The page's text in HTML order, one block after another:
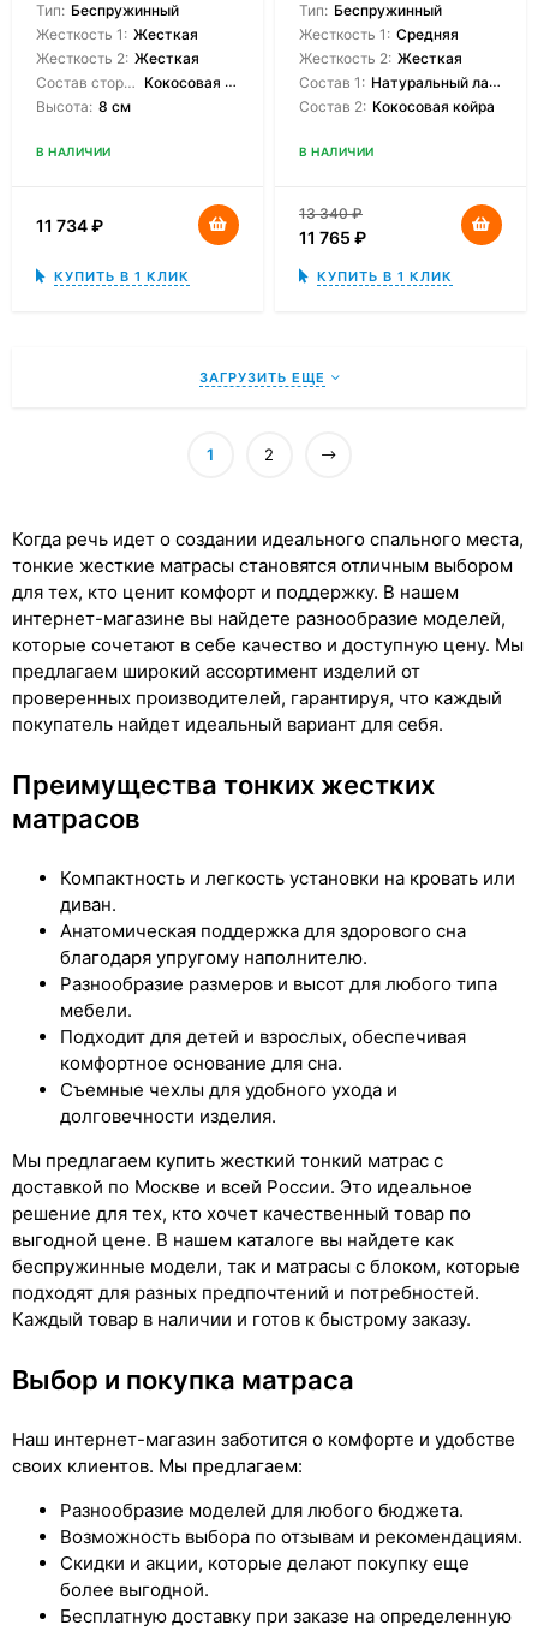
Тип: Беспружинный
Жесткость 1: Жесткая
Жесткость 2: Жесткая
Состав сторон: Кокосовая койра
Высота: 8 см
В НАЛИЧИИ
11 734₽
КУПИТЬ В 1 КЛИК
Тип: Беспружинный
Жесткость 1: Средняя
Жесткость 2: Жесткая
Состав 1: Натуральный латекс
Состав 2: Кокосовая койра
В НАЛИЧИИ
13 340₽
11 765 ₽
КУПИТЬ В 1 КЛИК
ЗАГРУЗИТЬ ЕЩЕ
1 2
Когда речь идет о создании идеального спального места,
тонкие жесткие матрасы становятся отличным выбором
для тех, кто ценит комфорт и поддержку. В нашем
интернет-магазине вы найдете разнообразие моделей,
которые сочетают в себе качество и доступную цену. Мы
предлагаем широкий ассортимент изделий от
проверенных производителей, гарантируя, что каждый
покупатель найдет идеальный вариант для себя.
Преимущества тонких жестких
матрасов
Компактность и легкость установки на кровать или
диван.
Анатомическая поддержка для здорового сна
благодаря упругому наполнителю.
Разнообразие размеров и высот для любого типа
мебели.
Подходит для детей и взрослых, обеспечивая
комфортное основание для сна.
Съемные чехлы для удобного ухода и
долговечности изделия.
Мы предлагаем купить жесткий тонкий матрас с
доставкой по Москве и всей России. Это идеальное
решение для тех, кто хочет качественный товар по
выгодной цене. В нашем каталоге вы найдете как
беспружинные модели, так и матрасы с блоком, которые
подходят для разных предпочтений и потребностей.
Каждый товар в наличии и готов к быстрому заказу.
Выбор и покупка матраса
Наш интернет-магазин заботится о комфорте и удобстве
своих клиентов. Мы предлагаем:
Разнообразие моделей для любого бюджета.
Возможность выбора по отзывам и рекомендациям.
Скидки и акции, которые делают покупку еще
более выгодной.
Бесплатную доставку при заказе на определенную